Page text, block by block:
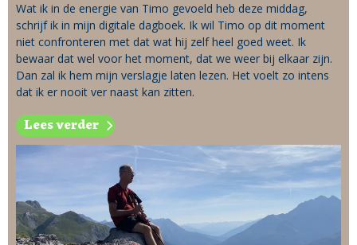
Wat ik in de energie van Timo gevoeld heb deze middag,
schrijf ik in mijn digitale dagboek. Ik wil Timo op dit moment
niet confronteren met dat wat hij zelf heel goed weet. Ik
bewaar dat wel voor het moment, dat we weer bij elkaar zijn.
Dan zal ik hem mijn verslagje laten lezen. Het voelt zo intens
dat ik er nooit ver naast kan zitten.
Lees verder